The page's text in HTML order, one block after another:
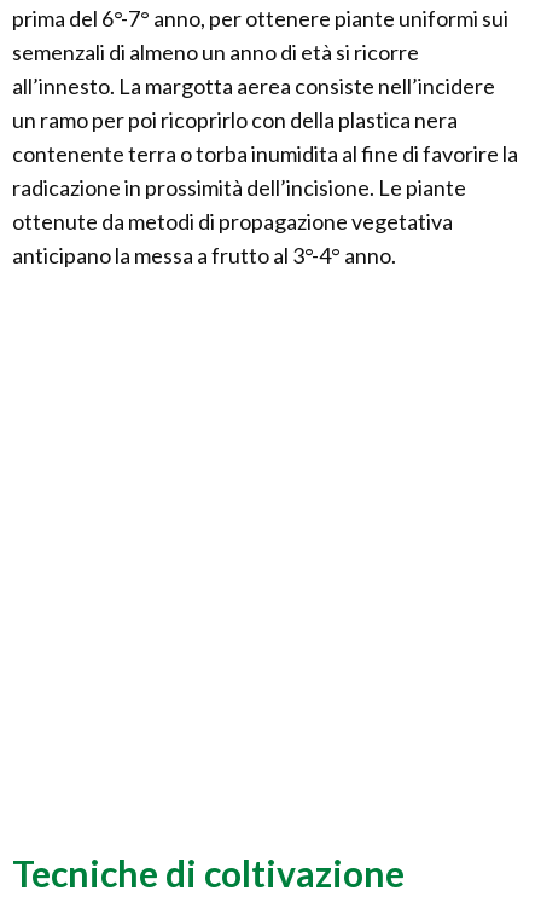
prima del 6°-7° anno, per ottenere piante uniformi sui
semenzali di almeno un anno di età si ricorre
all’innesto. La margotta aerea consiste nell’incidere
un ramo per poi ricoprirlo con della plastica nera
contenente terra o torba inumidita al fine di favorire la
radicazione in prossimità dell’incisione. Le piante
ottenute da metodi di propagazione vegetativa
anticipano la messa a frutto al 3°-4° anno.
Tecniche di coltivazione